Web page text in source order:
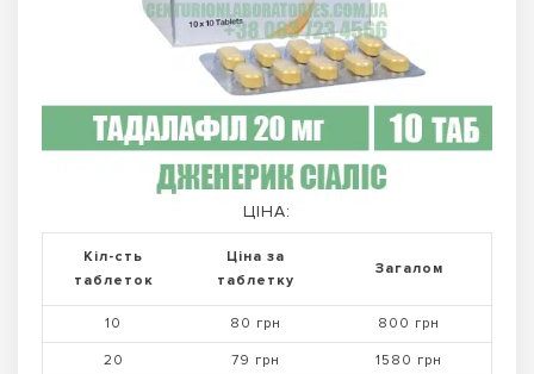
ЦІНА:
Кіл-сть
таблеток
Ціна за
таблетку
Загалом
10 80 грн 800 грн
20 79 грн 1580 грн